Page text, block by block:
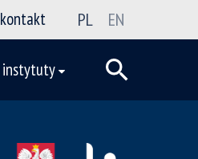
kontakt PL EN
instytuty